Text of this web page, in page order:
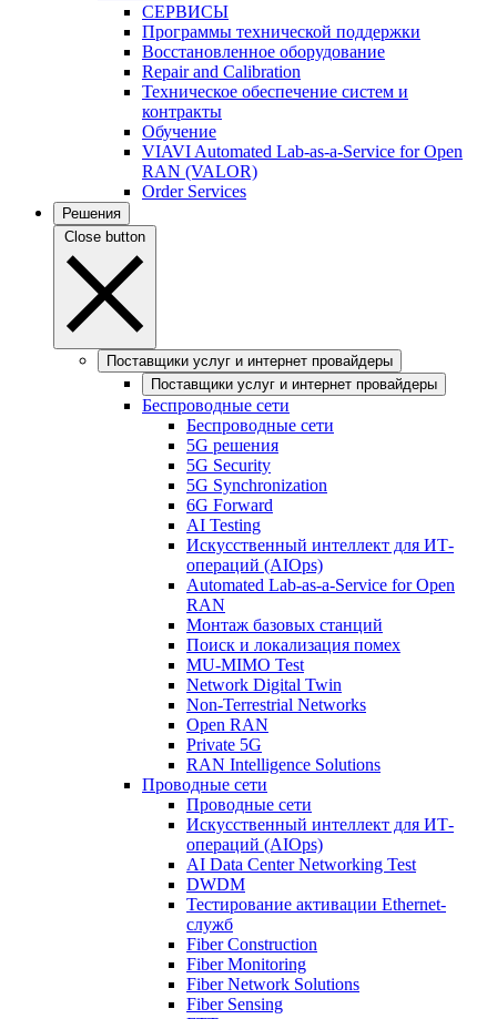
СЕРВИСЫ
Программы технической поддержки
Восстановленное оборудование
Repair and Calibration
Техническое обеспечение систем и
контракты
Обучение
VIAVI Automated Lab-as-a-Service for Open
RAN (VALOR)
Order Services
Решения
Close button
Поставщики услуг и интернет провайдеры
Поставщики услуг и интернет провайдеры
Беспроводные сети
Беспроводные сети
5G решения
5G Security
5G Synchronization
6G Forward
AI Testing
Искусственный интеллект для ИТ-
операций (AIOps)
Automated Lab-as-a-Service for Open
RAN
Монтаж базовых станций
Поиск и локализация помех
MU-MIMO Test
Network Digital Twin
Non-Terrestrial Networks
Open RAN
Private 5G
RAN Intelligence Solutions
Проводные сети
Проводные сети
Искусственный интеллект для ИТ-
операций (AIOps)
AI Data Center Networking Test
DWDM
Тестирование активации Ethernet-
служб
Fiber Construction
Fiber Monitoring
Fiber Network Solutions
Fiber Sensing